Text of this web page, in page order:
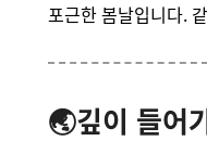
포근한 봄날입니다.
🌏깊이 들어